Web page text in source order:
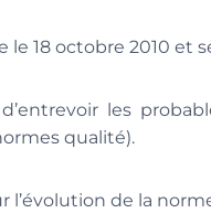
18 octobre 2010 et
les
qualité).
de la